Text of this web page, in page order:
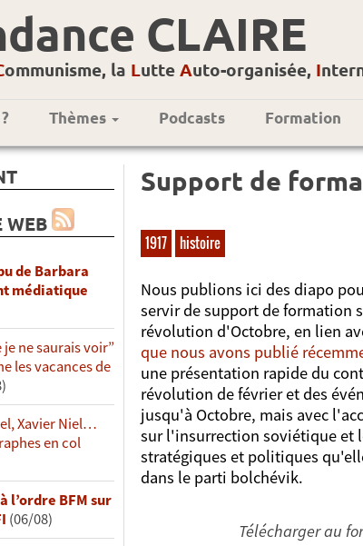
CLAIRE
ommunisme, la Lutte Auto-organisée, I
Thèmes Podcasts Formation
WEB
de Barbara
médiatique
je ne saurais voir”
les vacances de
Xavier Niel…
en col
l’ordre BFM sur
(06/08)
Support de
1917 histoire
Nous publions ici des diapo
servir de support de formation
révolution d'Octobre, en lien
que nous avons publié
une présentation rapide du
révolution de février et des
jusqu'à Octobre, mais avec
sur l'insurrection soviétique et
stratégiques et politiques
dans le parti bolchévik.
Télécharger au